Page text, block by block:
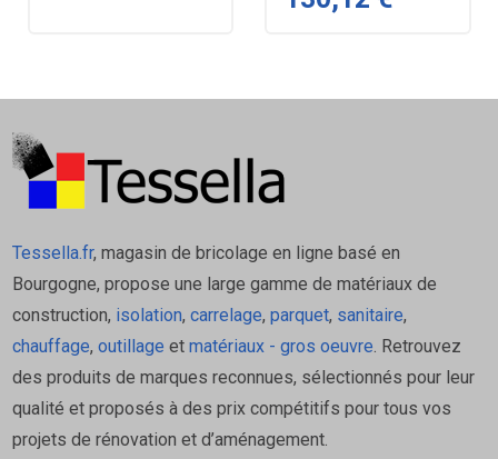
mono-densité, est facile à manipuler et à
Utilisation :
thermique et acoustique des toitures inclinées par
l'intérieur, en pose entre les chevrons. Il doit être
de performance thermique élevé est recherché.
Produits Associés et Mise en
Œuvre
Pour une isolation complète des combles aménagés, il
est souvent nécessaire de combiner le Deltarock avec :
Tessella.fr, magasin de bricolage en ligne basé en
Bourgogne, propose une large gamme de matériaux de
construction, isolation, carrelage, parquet, sanitaire,
chauffage, outillage et matériaux - gros oeuvre. Retrouvez
des produits de marques reconnues, sélectionnés pour leur
qualité et proposés à des prix compétitifs pour tous vos
projets de rénovation et d’aménagement.